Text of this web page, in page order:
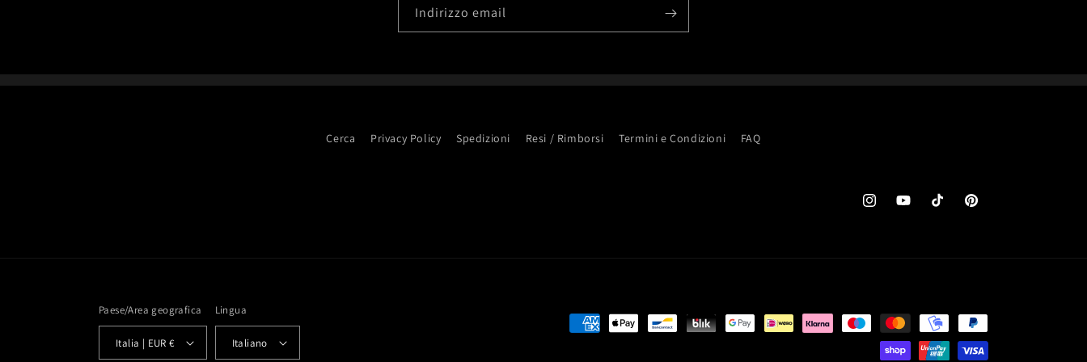
Indirizzo email
Cerca Privacy Policy Spedizioni Resi / Rimborsi Termini e Condizioni FAQ
InstagramYouTubeTikTok Pinterest
Paese/Area geografica
Italia | EUR €
Lingua
Italiano
Metodi